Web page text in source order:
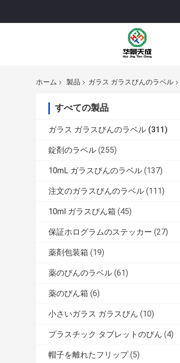
ホーム 製品 ガラス ガラスびんのラベル
すべての製品
ガラス ガラスびんのラベル (311)
錠剤のラベル (255)
10mL ガラスびんのラベル (137)
注文のガラスびんのラベル (111)
10ml ガラスびん箱 (45)
保証ホログラムのステッカー (27)
薬剤包装箱 (19)
薬のびんのラベル (61)
薬のびん箱 (6)
小さいガラス ガラスびん (10)
プラスチック タブレットのびん (4)
帽子を離れたフリップ (5)